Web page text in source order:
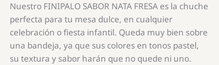
Nuestro FINIPALO SABOR NATA FRESA es la chuche
perfecta para tu mesa dulce, en cualquier
celebración o fiesta infantil. Queda muy bien sobre
una bandeja, ya que sus colores en tonos pastel,
su textura y sabor harán que no quede ni uno.